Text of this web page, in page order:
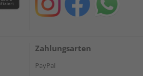
Zahlungsarten
PayPal